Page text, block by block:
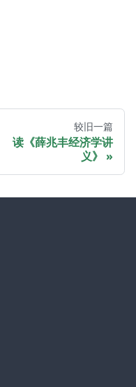
较旧一篇
读《薛兆丰经济学讲
义》